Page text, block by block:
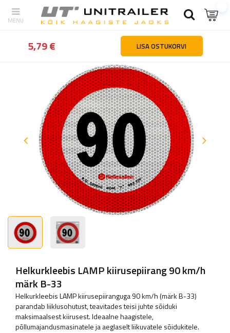
tagasi Kodu Sõidukite osad ja tarvikud Kleebised |
Helkurkleebis LAMP kiirusepiirang 90 km/h
märk B-33
Helkurkleebis LAMP kiirusepiiranguga 90 km/h (märk B-33)
parandab liiklusohutust, teavitades teisi juhte sõiduki
maksimaalsest kiirusest. Ideaalne haagistele,
põllumajandusmasinatele ja aeglaselt liikuvatele sõidukitele.
5,79 € LISA OSTUKORVI